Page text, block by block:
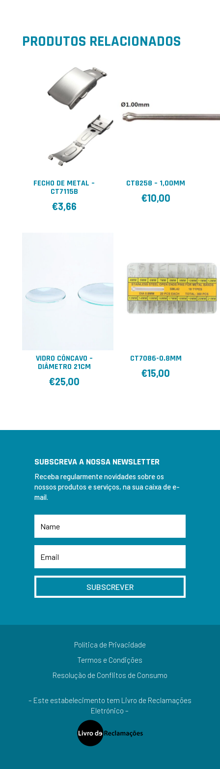
PRODUTOS RELACIONADOS
FECHO DE METAL –
CT7115B
€3,66
CT8258 – 1,00MM
€10,00
VIDRO CÔNCAVO –
DIÂMETRO 21CM
€25,00
CT7086-0.8MM
€15,00
SUBSCREVA A NOSSA NEWSLETTER
Receba regularmente novidades sobre os
nossos produtos e serviços, na sua caixa de e-
mail.
SUBSCREVER
Política de Privacidade
Termos e Condições
Resolução de Conflitos de Consumo
– Este estabelecimento tem Livro de Reclamações
Eletrónico –